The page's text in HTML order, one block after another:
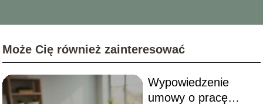
Może Cię również zainteresować
Wypowiedzenie
umowy o pracę